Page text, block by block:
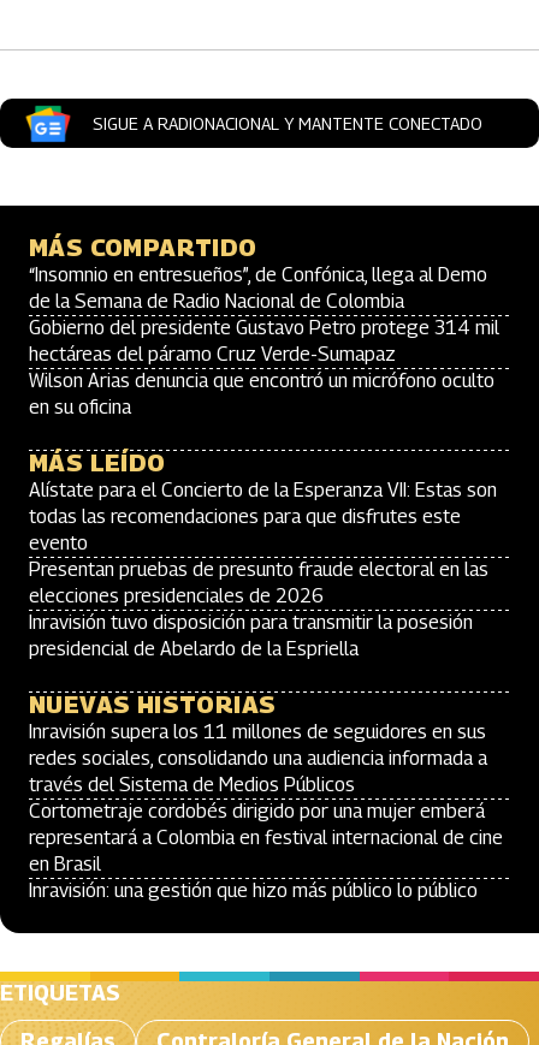
SIGUE A RADIONACIONAL Y MANTENTE CONECTADO
MÁS COMPARTIDO
“Insomnio en entresueños”, de Confónica, llega al Demo
de la Semana de Radio Nacional de Colombia
Gobierno del presidente Gustavo Petro protege 314 mil
hectáreas del páramo Cruz Verde-Sumapaz
Wilson Arias denuncia que encontró un micrófono oculto
en su oficina
MÁS LEÍDO
Alístate para el Concierto de la Esperanza VII: Estas son
todas las recomendaciones para que disfrutes este
evento
Presentan pruebas de presunto fraude electoral en las
elecciones presidenciales de 2026
Inravisión tuvo disposición para transmitir la posesión
presidencial de Abelardo de la Espriella
NUEVAS HISTORIAS
Inravisión supera los 11 millones de seguidores en sus
redes sociales, consolidando una audiencia informada a
través del Sistema de Medios Públicos
Cortometraje cordobés dirigido por una mujer emberá
representará a Colombia en festival internacional de cine
en Brasil
Inravisión: una gestión que hizo más público lo público
ETIQUETAS